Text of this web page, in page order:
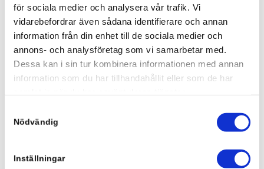
för sociala medier och analysera vår trafik. Vi
vidarebefordrar även sådana identifierare och annan
information från din enhet till de sociala medier och
annons- och analysföretag som vi samarbetar med.
Dessa kan i sin tur kombinera informationen med annan
information som du har tillhandahållit eller som de har
Nödvändig
Inställningar
kunder erbjudas skalbara och tillförlitliga lösningar för
säkerhetskopiering av kritiska affärssystem.
Utvecklingen visar en tydlig trend där backup inte
längre är en separat funktion, utan en integrerad del av
modern molndrift och cybersäkerhetsstrategi.